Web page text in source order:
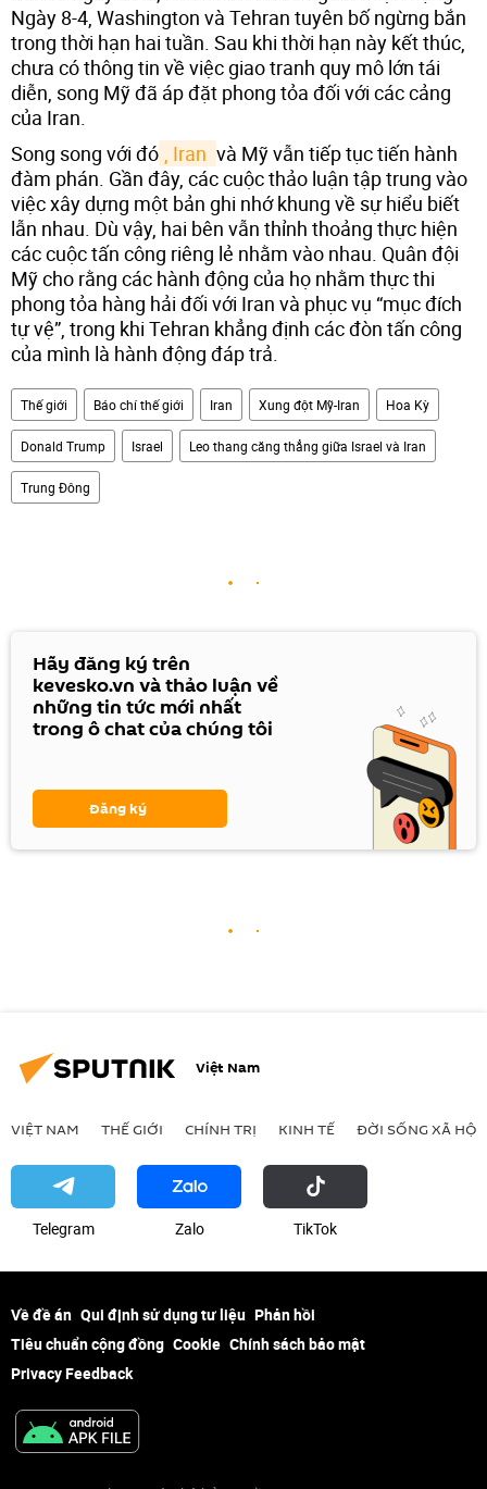
Ngày 8-4, Washington và Tehran tuyên bố ngừng bắn
trong thời hạn hai tuần. Sau khi thời hạn này kết thúc,
chưa có thông tin về việc giao tranh quy mô lớn tái
diễn, song Mỹ đã áp đặt phong tỏa đối với các cảng
của Iran.
Song song với đó , Iran và Mỹ vẫn tiếp tục tiến hành
đàm phán. Gần đây, các cuộc thảo luận tập trung vào
việc xây dựng một bản ghi nhớ khung về sự hiểu biết
lẫn nhau. Dù vậy, hai bên vẫn thỉnh thoảng thực hiện
các cuộc tấn công riêng lẻ nhằm vào nhau. Quân đội
Mỹ cho rằng các hành động của họ nhằm thực thi
phong tỏa hàng hải đối với Iran và phục vụ “mục đích
tự vệ”, trong khi Tehran khẳng định các đòn tấn công
của mình là hành động đáp trả.
Thế giới Báo chí thế giới Iran Xung đột Mỹ-Iran Hoa Kỳ
Donald Trump Israel Leo thang căng thẳng giữa Israel và Iran
Trung Đông
Hãy đăng ký trên
kevesko.vn và thảo luận về
những tin tức mới nhất
trong ô chat của chúng tôi
Đăng ký
Việt Nam
VIỆT NAM THẾ GIỚI CHÍNH TRỊ KINH TẾ ĐỜI SỐNG XÃ HỘI
Telegram Zalo ТikТоk
Về đề án Qui định sử dụng tư liệu Phản hồi
Tiêu chuẩn cộng đồng Cookie Chính sách bảo mật
Privacy Feedback